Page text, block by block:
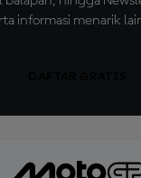
informasi menarik